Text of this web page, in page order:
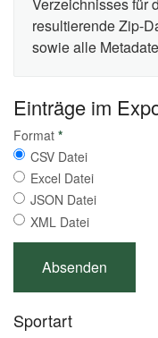
resultierende Zip-
sowie alle
Einträge im
Format *
CSV Datei
Excel Datei
JSON Datei
XML Datei
Sportart